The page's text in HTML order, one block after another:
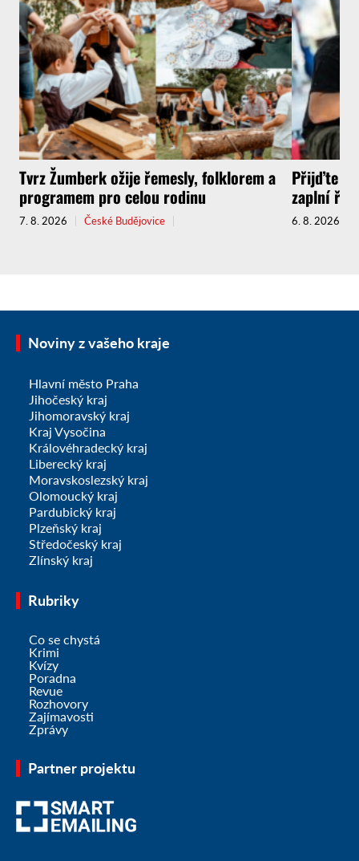
Tvrz Žumberk ožije řemesly, folklorem a
programem pro celou rodinu
7. 8. 2026 České Budějovice
Přijďte
zaplní
6. 8. 2026
Noviny z vašeho kraje
Hlavní město Praha
Jihočeský kraj
Jihomoravský kraj
Kraj Vysočina
Královéhradecký kraj
Liberecký kraj
Moravskoslezský kraj
Olomoucký kraj
Pardubický kraj
Plzeňský kraj
Středočeský kraj
Zlínský kraj
Rubriky
Co se chystá
Krimi
Kvízy
Poradna
Revue
Rozhovory
Zajímavosti
Zprávy
Partner projektu